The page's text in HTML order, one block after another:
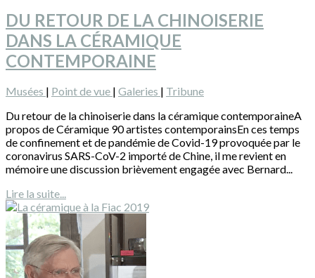
DU RETOUR DE LA CHINOISERIE
DANS LA CÉRAMIQUE
CONTEMPORAINE
Musées | Point de vue | Galeries | Tribune
Du retour de la chinoiserie dans la céramique contemporaineA
propos de Céramique 90 artistes contemporainsEn ces temps
de confinement et de pandémie de Covid-19 provoquée par le
coronavirus SARS-CoV-2 importé de Chine, il me revient en
mémoire une discussion brièvement engagée avec Bernard...
Lire la suite...